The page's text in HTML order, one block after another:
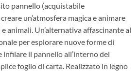
pannello (acquistabile
un’atmosfera magica e animare
animali. Un’alternativa affascinante al
per esplorare nuove forme di
infilare il pannello all’interno del
foglio di carta. Realizzato in legno